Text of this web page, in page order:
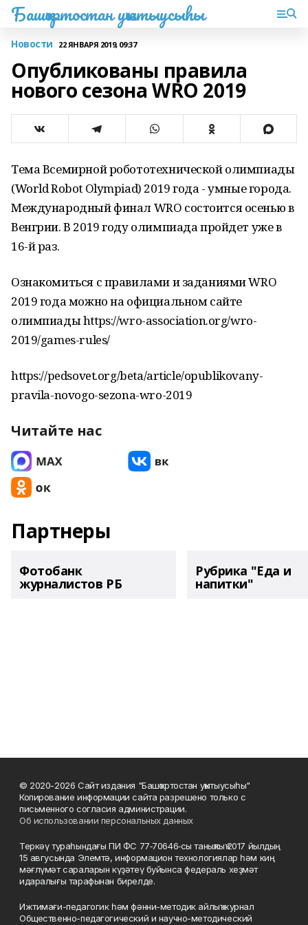
Башҡортостан уҡытыусыһы
Новости 22 ЯНВАРЯ 2019, 09:37
Опубликованы правила
нового сезона WRO 2019
Тема Всемирной робототехнической олимпиады
(World Robot Olympiad) 2019 года - умные города.
Международный финал WRO состоится осенью в
Венгрии. В 2019 году олимпиада пройдет уже в
16-й раз.
Ознакомиться с правилами и заданиями WRO
2019 года можно на официальном сайте
олимпиады https://wro-association.org/wro-
2019/games-rules/
https://pedsovet.org/beta/article/opublikovany-
pravila-novogo-sezona-wro-2019
Читайте нас
Партнеры
Фотобанк
журналистов РБ
Рубрика "Еда и
напитки"
© 2020-2026 Сайт издания "Башҡортостан уҡытыусыһы"
Копирование информации сайта разрешено только с
письменного согласия администрации.
Об использовании персональных данных
Теркәү тураһындағы ПИ ФС 77‑70646‑сы таныҡлыҡ 2017 йылдың
15 авгусында Элемтә, информацион технологиялар һәм киң
мәғлүмәт сараларын күҙәтеү буйынса федераль хеҙмәт
идаралығы тарафынан бирелде.
Ижтимағи-педагогик һәм фәнни-методик айлыҡ журнал
Общественно-педагогический и научно-методический